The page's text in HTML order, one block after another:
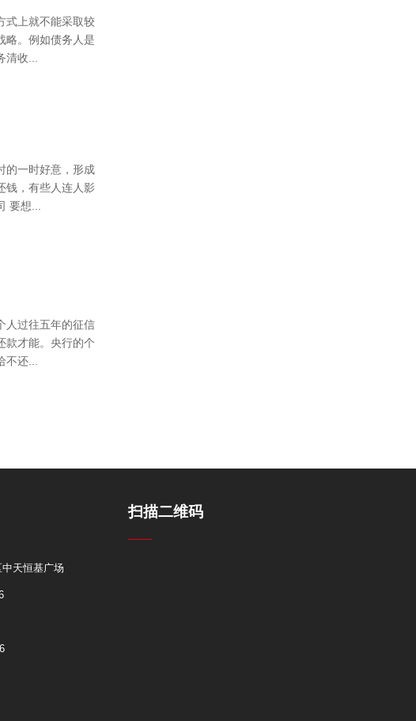
式上就不能采取较
略。例如债务人是
收...
的一时好意，形成
钱，有些人连人影
要想...
人过往五年的征信
款才能。央行的个
还...
天恒基广场
扫描二维码